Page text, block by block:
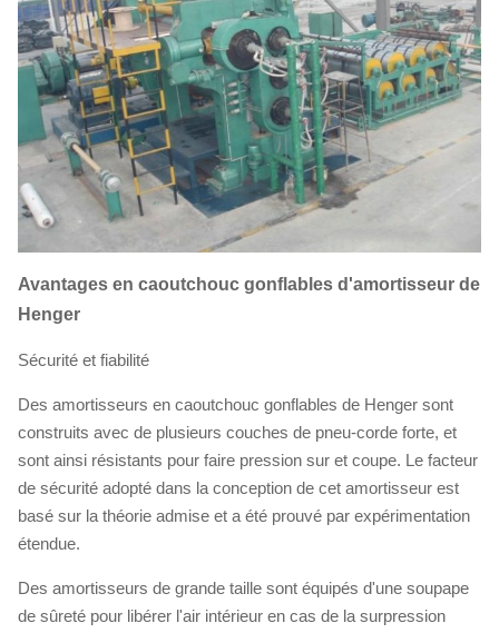
Avantages en caoutchouc gonflables d'amortisseur de
Henger
Sécurité et fiabilité
Des amortisseurs en caoutchouc gonflables de Henger sont
construits avec de plusieurs couches de pneu-corde forte, et
sont ainsi résistants pour faire pression sur et coupe. Le facteur
de sécurité adopté dans la conception de cet amortisseur est
basé sur la théorie admise et a été prouvé par expérimentation
étendue.
Des amortisseurs de grande taille sont équipés d'une soupape
de sûreté pour libérer l'air intérieur en cas de la surpression